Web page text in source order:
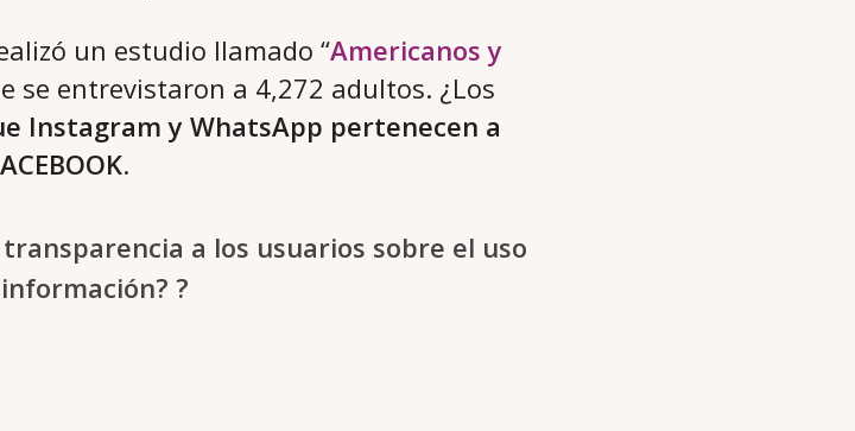
un estudio llamado “Americanos y
se entrevistaron a 4,272 adultos. ¿Los
Instagram y WhatsApp pertenecen a
.
a los usuarios sobre el uso
?